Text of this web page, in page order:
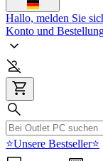
Hallo, melden Sie
Konto und
⭐Unsere Bestseller⭐